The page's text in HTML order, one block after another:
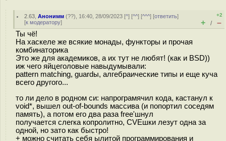
2.63 ,Анонимм (??), 16:40, 28/09/2023 [^] [^^] [^^^] [ответить]
[к модератору]
+2
+ / –
Ты чё!
На хаскеле же всякие монады, функторы и прочая
комбинаторика
Это же для академиков, а их тут не любят! (как и BSD))
иж чего яйцеголовые навыдумывали:
pattern matching, guardы, алгебраические типы и еще куча
всего другого...
то ли дело в родном си: напрограмячил кода, кастанул к
void*, вышел out-of-bounds массива (и попортил соседям
память), а потом его два раза free'шнул
получается слегка копролитно, CVEшки лезут одна за
одной, но зато как быстро!
+ можно считать себя ылитой программирования и